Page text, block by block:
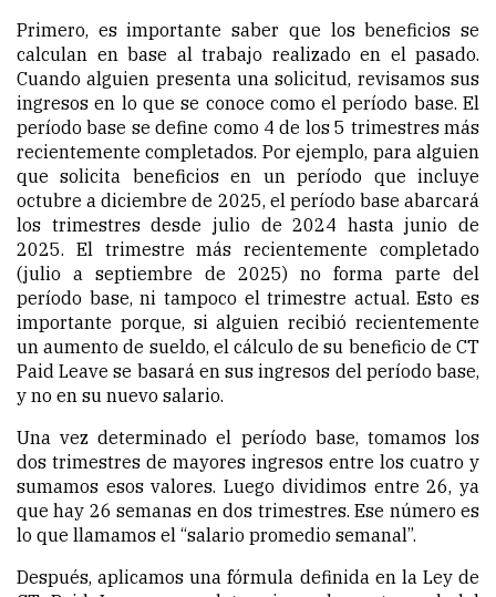
Primero, es importante saber que los beneficios se
calculan en base al trabajo realizado en el pasado.
Cuando alguien presenta una solicitud, revisamos sus
ingresos en lo que se conoce como el período base. El
período base se define como 4 de los 5 trimestres más
recientemente completados. Por ejemplo, para alguien
que solicita beneficios en un período que incluye
octubre a diciembre de 2025, el período base abarcará
los trimestres desde julio de 2024 hasta junio de
2025. El trimestre más recientemente completado
(julio a septiembre de 2025) no forma parte del
período base, ni tampoco el trimestre actual. Esto es
importante porque, si alguien recibió recientemente
un aumento de sueldo, el cálculo de su beneficio de CT
Paid Leave se basará en sus ingresos del período base,
y no en su nuevo salario.
Una vez determinado el período base, tomamos los
dos trimestres de mayores ingresos entre los cuatro y
sumamos esos valores. Luego dividimos entre 26, ya
que hay 26 semanas en dos trimestres. Ese número es
lo que llamamos el “salario promedio semanal”.
Después, aplicamos una fórmula definida en la Ley de